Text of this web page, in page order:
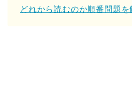
どれから読むのか順番問題を